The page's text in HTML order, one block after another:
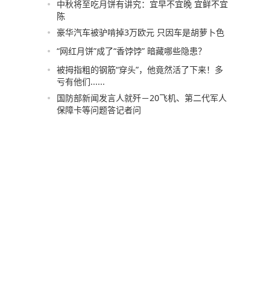
中秋将至吃月饼有讲究：宜早不宜晚 宜鲜不宜
陈
豪华汽车被驴啃掉3万欧元 只因车是胡萝卜色
“网红月饼”成了“香饽饽” 暗藏哪些隐患？
被拇指粗的钢筋“穿头”，他竟然活了下来！多
亏有他们......
国防部新闻发言人就歼－20飞机、第二代军人
保障卡等问题答记者问